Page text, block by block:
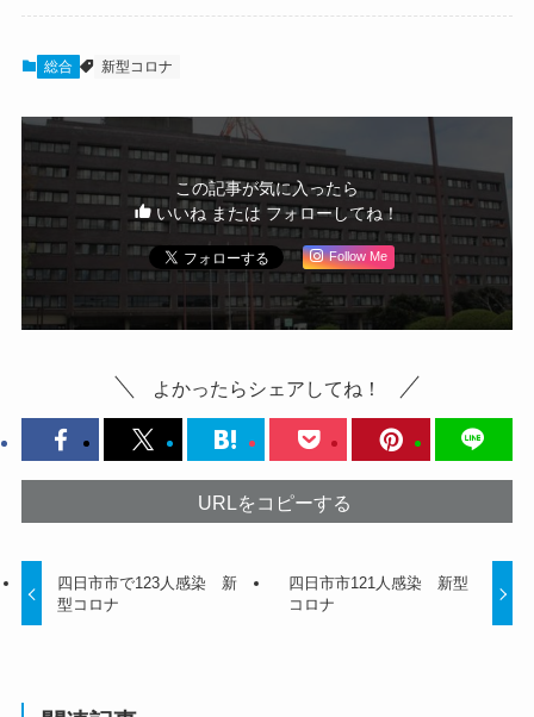
総合 新型コロナ
この記事が気に入ったら
いいね または フォローしてね！
Follow Me
よかったらシェアしてね！
URLをコピーする
四日市市で123人感染 新
型コロナ
四日市市121人感染 新型
コロナ